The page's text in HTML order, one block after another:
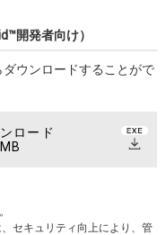
開発者向け）
ウンロードすることがで
ロード
セキュリティ向上により、管